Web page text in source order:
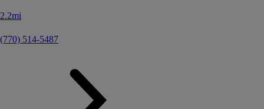
2.2mi
(770) 514-5487